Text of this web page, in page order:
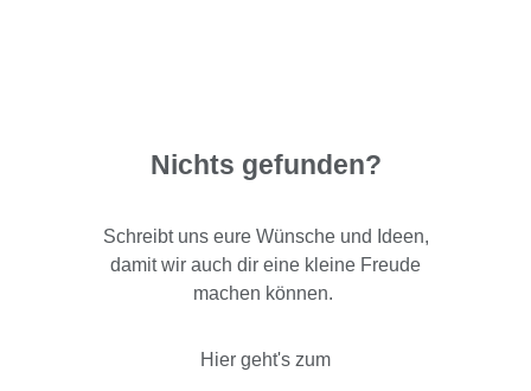
Nichts gefunden?
Schreibt uns eure Wünsche und Ideen,
damit wir auch dir eine kleine Freude
machen können.
Hier geht's zum